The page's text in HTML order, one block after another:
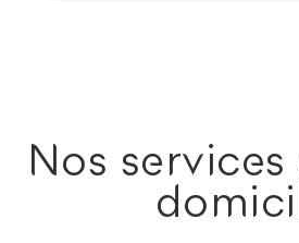
Nos